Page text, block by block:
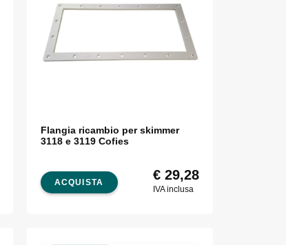
Flangia ricambio per skimmer
3118 e 3119 Cofies
ACQUISTA € 29,28
IVA inclusa